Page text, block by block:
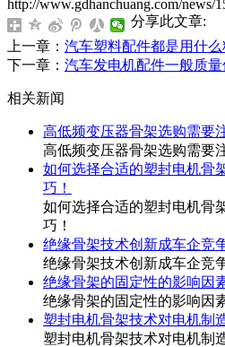
http://www.gdhanchuang.com/news/
分享此文章:
上一章： 汽车塑料配件都是用什么
下一章： 汽车发电机配件一般质量
相关新闻
高低频变压器骨架选购需要
高低频变压器骨架选购需要
如何选择合适的塑封电机骨
巧！
如何选择合适的塑封电机骨
巧！
绝缘骨架技术创新成车企竞
绝缘骨架技术创新成车企竞
绝缘骨架的固定性的影响因
绝缘骨架的固定性的影响因
塑封电机骨架技术对电机制
塑封电机骨架技术对电机制